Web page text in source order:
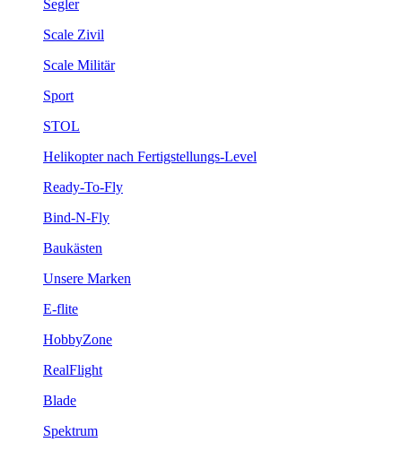
Segler
Scale Zivil
Scale Militär
Sport
STOL
Helikopter nach Fertigstellungs-Level
Ready-To-Fly
Bind-N-Fly
Baukästen
Unsere Marken
E-flite
HobbyZone
RealFlight
Blade
Spektrum